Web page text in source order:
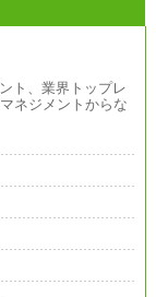
ト、業界トップレ
ネジメントからな